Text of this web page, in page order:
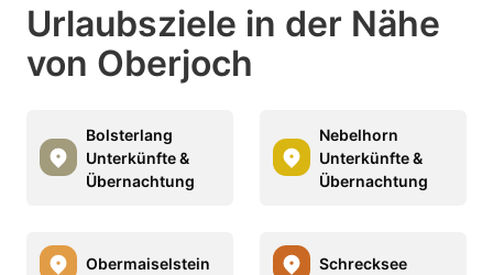
Urlaubsziele in der Nähe
von Oberjoch
Bolsterlang
Unterkünfte &
Übernachtung
Nebelhorn
Unterkünfte &
Übernachtung
Obermaiselstein Schrecksee